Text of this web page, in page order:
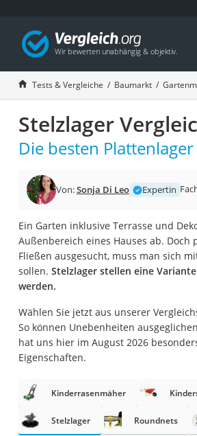
Tests & Vergleiche Baumarkt
Stelzlager
Die besten
Von:Sonja Di Leo Expertin
Ein Garten inklusive Terrasse und
Außenbereich eines Hauses ab.
Fließen ausgesucht, muss man sich
sollen. Stelzlager stellen eine
werden.
Wählen Sie jetzt aus unserer
So können Unebenheiten
hat uns hier im August 2026
Eigenschaften.
Kinderrasenmäher
Stelzlager Roundnets